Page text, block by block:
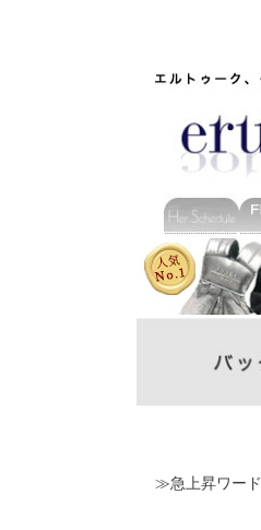
≫急上昇ワ